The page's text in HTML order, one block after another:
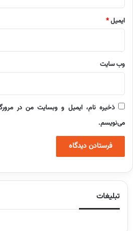
ایمیل*
وب‌ سایت
ذخیره نام، ایمیل و وبسایت من در
می‌نویسم.
تبلیغات